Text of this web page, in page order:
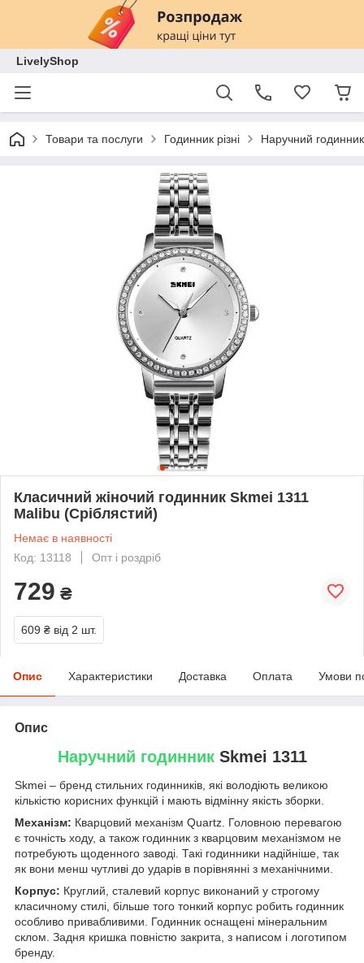
LivelyShop
Товари та послуги Годинник різні Наручний годинник
Класичний жіночий годинник Skmei 1311
Malibu (Сріблястий)
Немає в наявності
Код: 13118
Опт і роздріб
729 ₴
609 ₴ від 2 шт.
Опис Характеристики Доставка Оплата Умови
Опис
Наручний годинникSkmei 1311
Skmei – бренд стильних годинників, які володіють великою
кількістю корисних функцій і мають відмінну якість зборки.
Механізм: Кварцовий механізм Quartz. Головною перевагою
є точність ходу, а також годинник з кварцовим механізмом не
потребують щоденного заводі. Такі годинники надійніше, так
як вони менш чутливі до ударів в порівнянні з механічними.
Корпус: Круглий, сталевий корпус виконаний у строгому
класичному стилі, більше того тонкий корпус робить годинник
особливо привабливими. Годинник оснащені мінеральним
склом. Задня кришка повністю закрита, з написом і логотипом
бренду.